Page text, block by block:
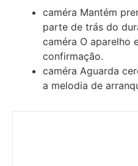
caméra Mantém
parte de trás do
caméra O aparelho
confirmação.
caméra Aguarda
a melodia de